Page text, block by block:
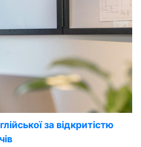
за відкритістю